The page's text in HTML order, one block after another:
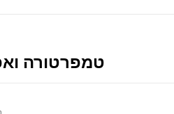
טמפרטורה